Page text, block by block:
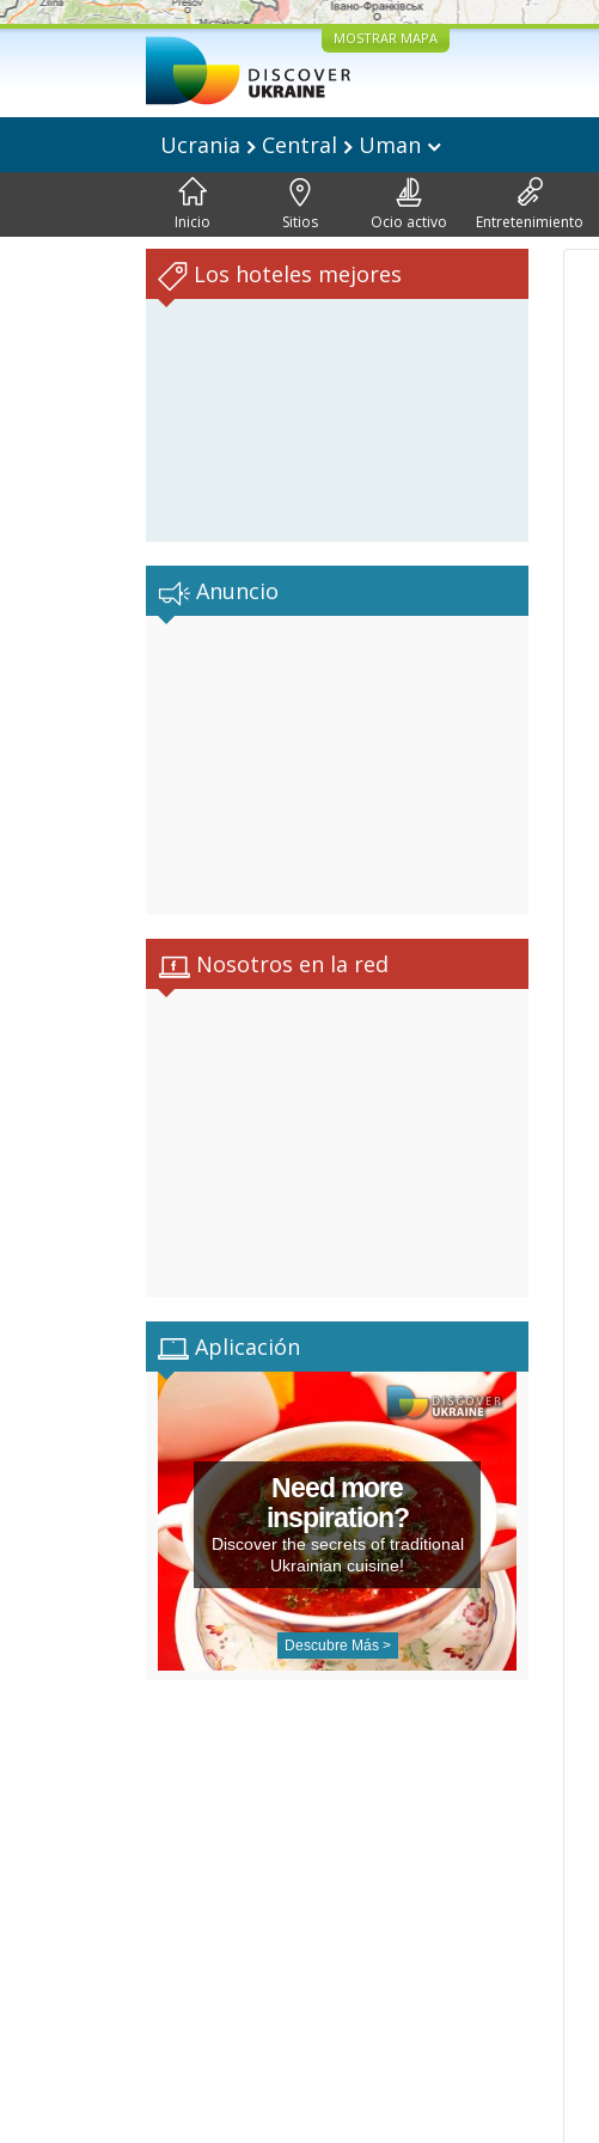
MOSTRAR MAPA
Ucrania Central Uman
Inicio Sitios Ocio activo Entretenimiento
Los hoteles mejores
Anuncio
Nosotros en la red
Aplicación
Need more
inspiration?
Discover the secrets of traditional
Ukrainian cuisine!
Descubre Más >